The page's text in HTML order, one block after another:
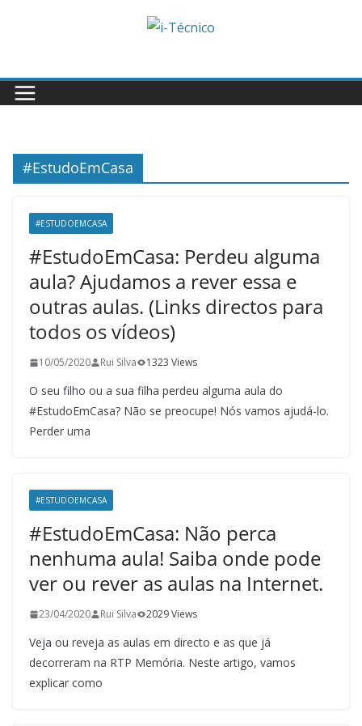
#EstudoEmCasa
#ESTUDOEMCASA
#EstudoEmCasa: Perdeu alguma
aula? Ajudamos a rever essa e
outras aulas. (Links directos para
todos os vídeos)
10/05/2020 Rui Silva 1323 Views
O seu filho ou a sua filha perdeu alguma aula do
#EstudoEmCasa? Não se preocupe! Nós vamos ajudá-lo.
Perder uma
#ESTUDOEMCASA
#EstudoEmCasa: Não perca
nenhuma aula! Saiba onde pode
ver ou rever as aulas na Internet.
23/04/2020 Rui Silva 2029 Views
Veja ou reveja as aulas em directo e as que já
decorreram na RTP Memória. Neste artigo, vamos
explicar como